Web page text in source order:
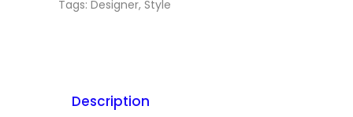
Tags: Designer, Style
Description